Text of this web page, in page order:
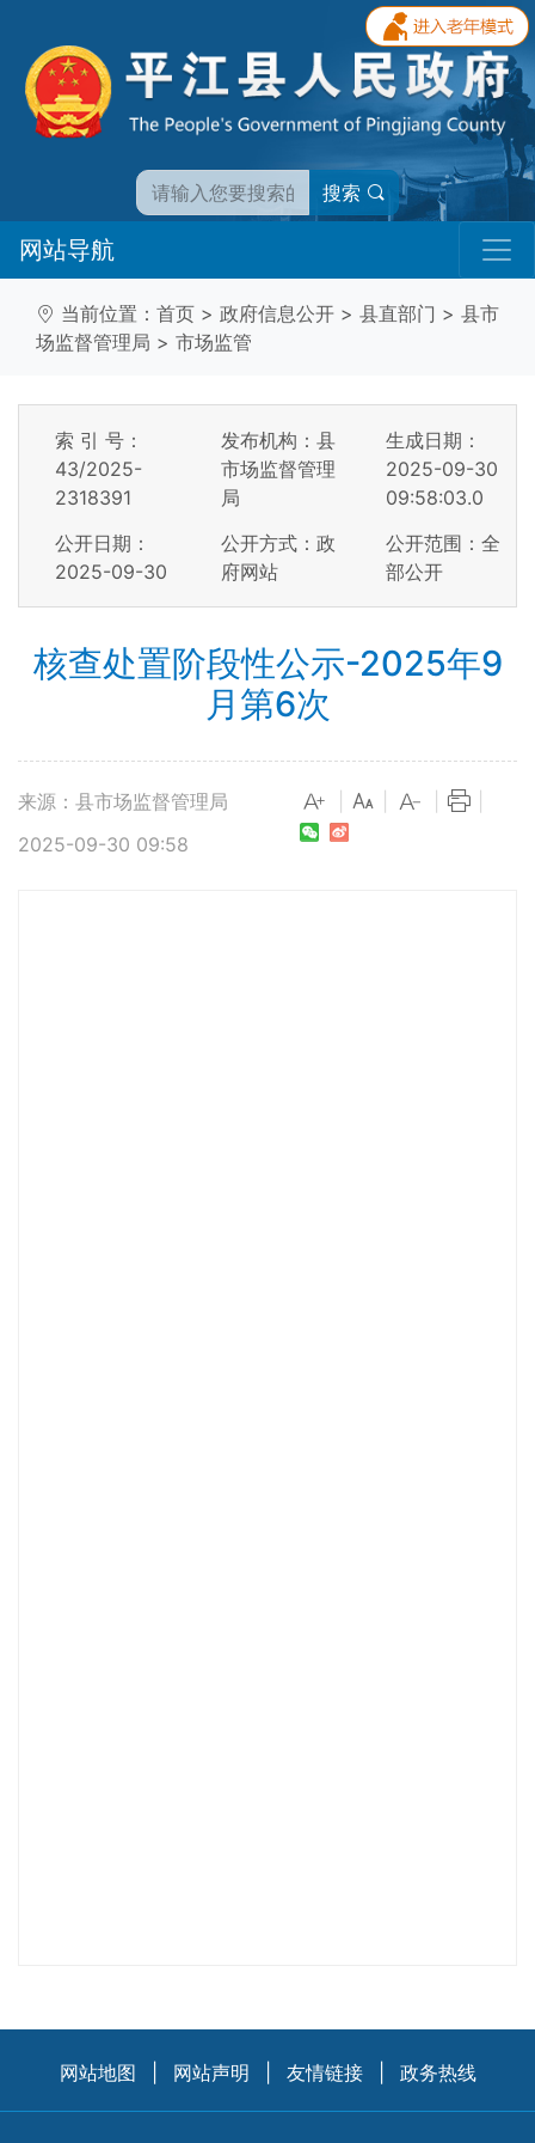
搜索
网站导航
当前位置： 首页 > 政府信息公开 > 县直部门 > 县市
场监督管理局 > 市场监管
索 引 号：
43/2025-
2318391
发布机构：县
市场监督管理
局
生成日期：
2025-09-30
09:58:03.0
公开日期：
2025-09-30
公开方式：政
府网站
公开范围：全
部公开
核查处置阶段性公示-2025年9
月第6次
来源：县市场监督管理局
2025-09-30 09:58
网站地图 网站声明 友情链接 政务热线